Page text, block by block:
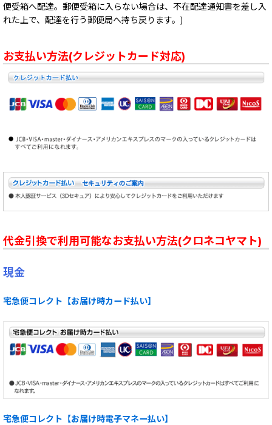
便受箱へ配達。郵便受箱に入らない場合は、不在配達通知書を差し入
れた上で、配達を行う郵便局へ持ち戻ります。)
お支払い方法(クレジットカード対応)
代金引換で利用可能なお支払い方法(クロネコヤマト)
現金
宅急便コレクト【お届け時カード払い】
宅急便コレクト【お届け時電子マネー払い】